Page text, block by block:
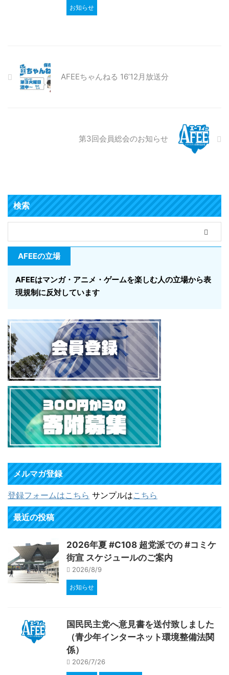
お知らせ
AFEEちゃんねる 16’12月放送分
第3回会員総会のお知らせ
検索
AFEEの立場
AFEEはマンガ・アニメ・ゲームを楽しむ人の立場から表
現規制に反対しています
メルマガ登録
登録フォームはこちら サンプルはこちら
最近の投稿
2026年夏 #C108 超党派での #コミケ
街宣 スケジュールのご案内
2026/8/9
お知らせ
国民民主党へ意見書を送付致しました
（青少年インターネット環境整備法関
係）
2026/7/26